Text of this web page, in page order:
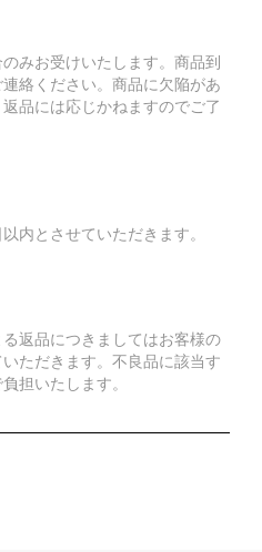
みお受けいたします。商品到
絡ください。商品に欠陥があ
品には応じかねますのでご了
内とさせていただきます。
返品につきましてはお客様の
ただきます。不良品に該当す
担いたします。